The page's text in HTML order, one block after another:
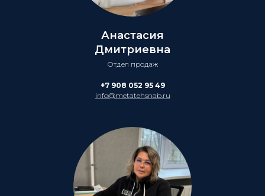
Анастасия
Дмитриевна
Отдел продаж
+7 908 052 95 49
info@metatehsnab.ru